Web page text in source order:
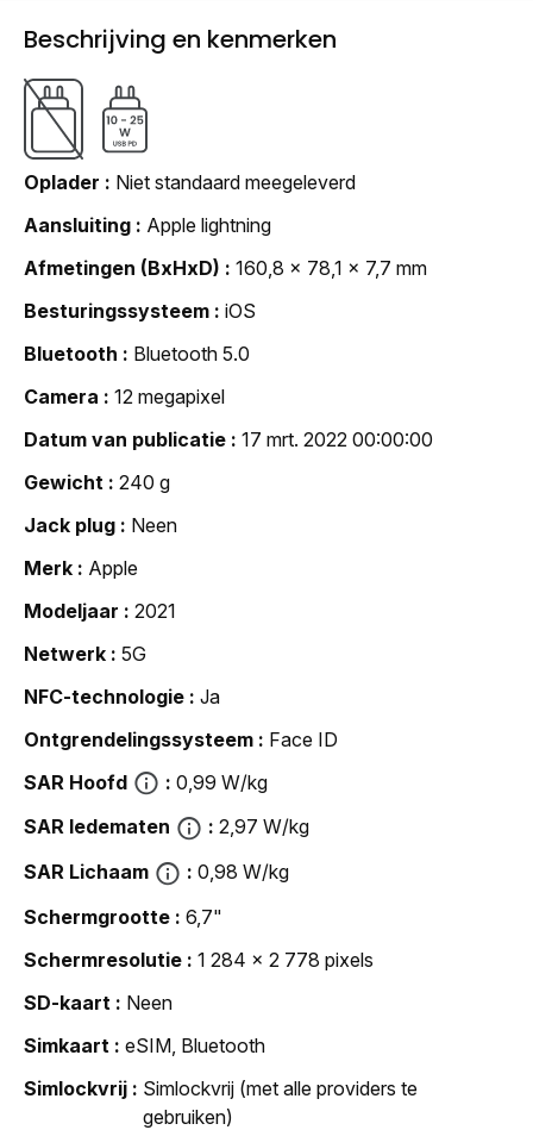
Beschrijving en kenmerken
Oplader
Niet standaard meegeleverd
Aansluiting
Apple lightning
Afmetingen (BxHxD)
160,8 x 78,1 x 7,7 mm
Besturingssysteem
iOS
Bluetooth
Bluetooth 5.0
Camera
12 megapixel
Datum van publicatie
17 mrt. 2022 00:00:00
Gewicht
240 g
Jack plug
Neen
Merk
Apple
Modeljaar
2021
Netwerk
5G
NFC-technologie
Ja
Ontgrendelingssysteem
Face ID
SAR Hoofd
0,99 W/kg
SAR ledematen
2,97 W/kg
SAR Lichaam
0,98 W/kg
Schermgrootte
6,7"
Schermresolutie
1 284 x 2 778 pixels
SD-kaart
Neen
Simkaart
eSIM, Bluetooth
Simlockvrij
Simlockvrij (met alle providers te
gebruiken)